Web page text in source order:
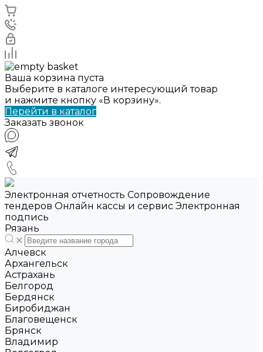
Ваша корзина пуста
Выберите в каталоге интересующий товар
и нажмите кнопку «В корзину».
Перейти в каталог
Заказать звонок
Электронная отчетность Сопровождение
тендеров Онлайн кассы и сервис Электронная
подпись
Рязань
Алчевск
Архангельск
Астрахань
Белгород
Бердянск
Биробиджан
Благовещенск
Брянск
Владимир